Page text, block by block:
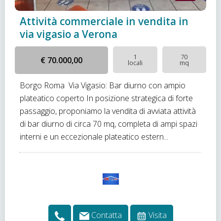
Attività commerciale in vendita in
via vigasio a Verona
€ 70.000,00 1
locali
70
mq
Borgo Roma  Via Vigasio: Bar diurno con ampio
plateatico coperto In posizione strategica di forte
passaggio, proponiamo la vendita di avviata attività
di bar diurno di circa 70 mq, completa di ampi spazi
interni e un eccezionale plateatico estern...
Contatta Visita